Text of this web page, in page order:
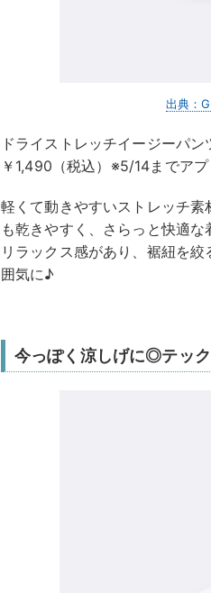
出典：
ドライストレッチイージーパン
￥1,490（税込）※5/14までア
軽くて動きやすいストレッチ
も乾きやすく、さらっと快適
リラックス感があり、裾紐を
囲気に♪
今っぽく涼しげに◎テッ